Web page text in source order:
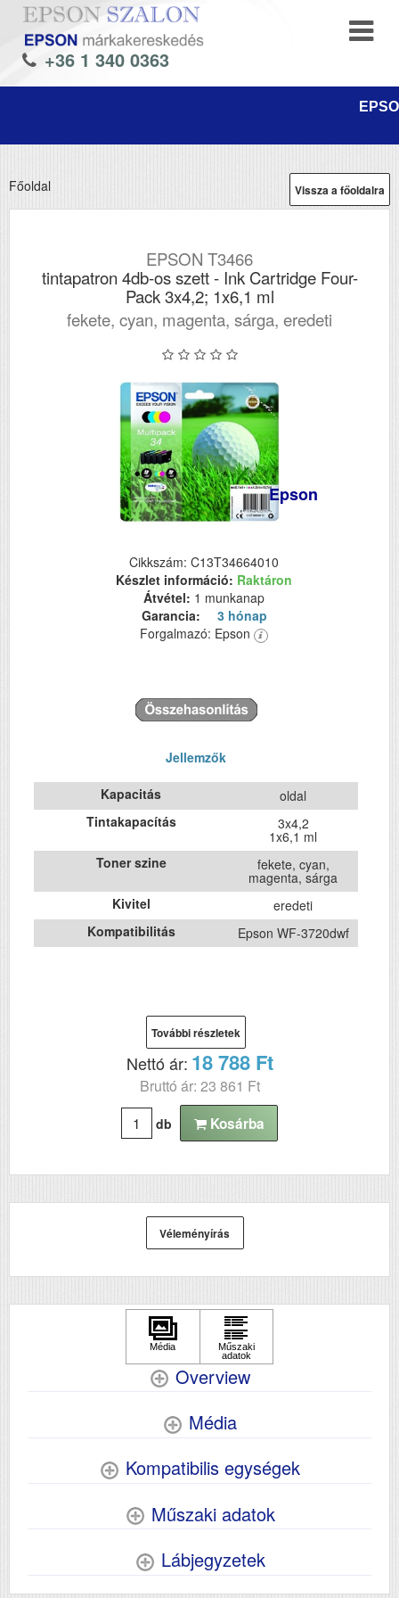
+36 1 340 0363
Vissza a főoldalra
Főoldal
EPSON T3466
tintapatron 4db-os szett - Ink Cartridge Four-
Pack 3x4,2; 1x6,1 ml
fekete, cyan, magenta, sárga, eredeti
Epson
Cikkszám: C13T34664010
Készlet információ: Raktáron
Átvétel: 1 munkanap
Garancia:
3 hónap
Forgalmazó: Epson
Jellemzők
Kapacitás
oldal
Tintakapacítás
3x4,2
1x6,1 ml
Toner szine
fekete, cyan,
magenta, sárga
Kivitel
eredeti
Kompatibilitás
Epson WF-3720dwf
További részletek
Nettó ár: 18 788 Ft
Bruttó ár: 23 861 Ft
db Kosárba
Véleményírás
Overview
Média
Kompatibilis egységek
Műszaki adatok
Lábjegyzetek